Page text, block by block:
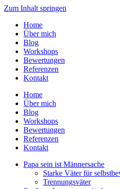
Zum Inhalt springen
Home
Über mich
Blog
Workshops
Bewertungen
Referenzen
Kontakt
Home
Über mich
Blog
Workshops
Bewertungen
Referenzen
Kontakt
Papa sein ist Männersache
Starke Väter für
Trennungsväter